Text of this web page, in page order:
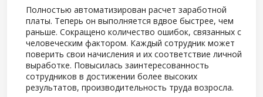
Полностью автоматизирован расчет заработной
платы. Теперь он выполняется вдвое быстрее, чем
раньше. Сокращено количество ошибок, связанных с
человеческим фактором. Каждый сотрудник может
поверить свои начисления и их соответствие личной
выработке. Повысилась заинтересованность
сотрудников в достижении более высоких
результатов, производительность труда возросла.